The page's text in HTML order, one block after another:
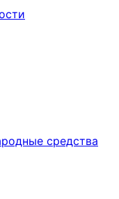
средства